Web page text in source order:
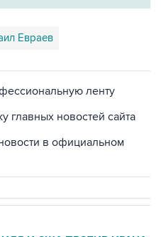
Евраев
главных новостей сайта
в официальном